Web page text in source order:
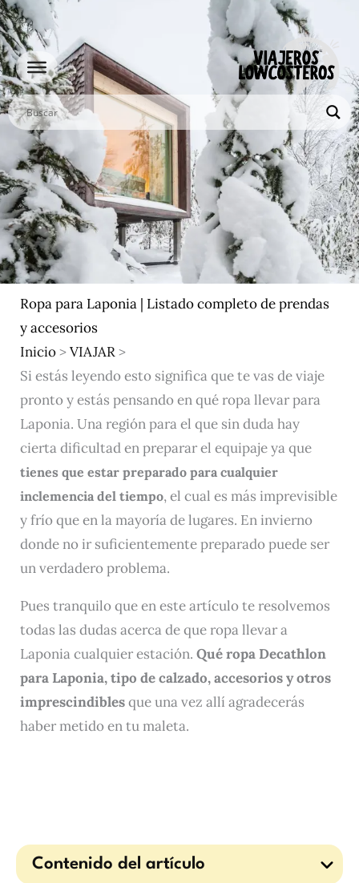
Ir
al
contenido
Ropa para Laponia | Listado completo de prendas
y accesorios
Inicio>VIAJAR>
Si estás leyendo esto significa que te vas de viaje
pronto y estás pensando en qué ropa llevar para
Laponia. Una región para el que sin duda hay
cierta dificultad en preparar el equipaje ya que
tienes que estar preparado para cualquier
inclemencia del tiempo, el cual es más imprevisible
y frío que en la mayoría de lugares. En invierno
donde no ir suficientemente preparado puede ser
un verdadero problema.
Pues tranquilo que en este artículo te resolvemos
todas las dudas acerca de que ropa llevar a
Laponia cualquier estación. Qué ropa Decathlon
para Laponia, tipo de calzado, accesorios y otros
imprescindiblesque una vez allí agradecerás
haber metido en tu maleta.
Contenido del artículo